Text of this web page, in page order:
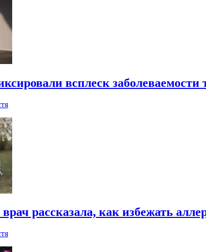
всплеск заболеваемости
рассказала, как избежать